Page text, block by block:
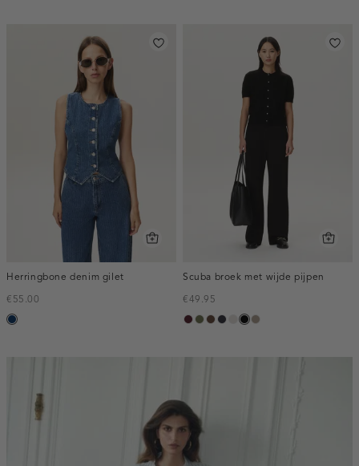
Herringbone denim gilet
€55.00
blauw,
dark
Scuba broek met wijde pijpen
€49.95
pruim,
groen,
donkerbruin
blauw,
kitzwarttaupe,